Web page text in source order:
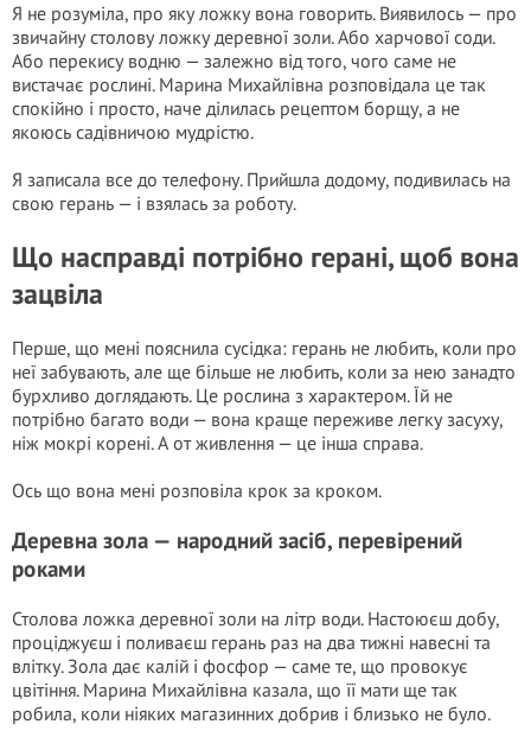
Я не розуміла, про яку ложку вона говорить. Виявилось — про
звичайну столову ложку деревної золи. Або харчової соди.
Або перекису водню — залежно від того, чого саме не
вистачає рослині. Марина Михайлівна розповідала це так
спокійно і просто, наче ділилась рецептом борщу, а не
якоюсь садівничою мудрістю.
Я записала все до телефону. Прийшла додому, подивилась на
свою герань — і взялась за роботу.
Що насправді потрібно герані, щоб вона
зацвіла
Перше, що мені пояснила сусідка: герань не любить, коли про
неї забувають, але ще більше не любить, коли за нею занадто
бурхливо доглядають. Це рослина з характером. Їй не
потрібно багато води — вона краще переживе легку засуху,
ніж мокрі корені. А от живлення — це інша справа.
Ось що вона мені розповіла крок за кроком.
Деревна зола — народний засіб, перевірений
роками
Столова ложка деревної золи на літр води. Настоюєш добу,
проціджуєш і поливаєш герань раз на два тижні навесні та
влітку. Зола дає калій і фосфор — саме те, що провокує
цвітіння. Марина Михайлівна казала, що її мати ще так
робила, коли ніяких магазинних добрив і близько не було.